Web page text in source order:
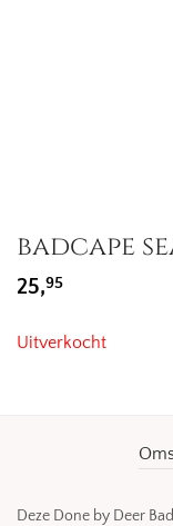
badcape
25,95
Uitverkocht
Deze Done by Deer